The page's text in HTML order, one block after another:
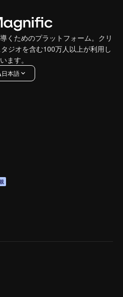
くためのプラットフォーム。クリ
ジオを含む100万人以上が利用し
ます。
日本語